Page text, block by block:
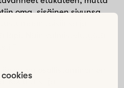
oma, sisäinen sivunsa,
läpi. Näin valmistelutyötä
osallistaminen on
Koulutus- ja